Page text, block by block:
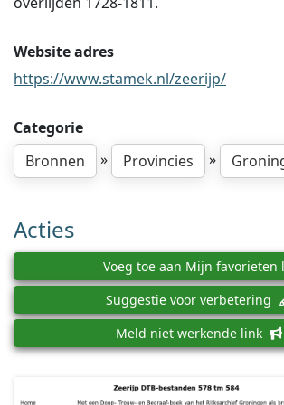
Website adres
https://www.stamek.nl/zeerijp/
Categorie
Bronnen
» Provincies »
Acties
Voeg toe aan Mijn favorieten
Suggestie voor verbetering
Meld niet werkende link